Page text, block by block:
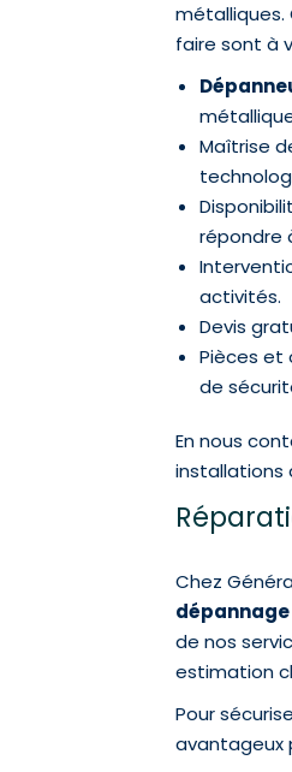
métalliques.
faire sont à
Maîtrise
répondre
activités.
Devis
Pièces et
de
En nous
installations
Chez
de nos
estimation
Pour
avantageux